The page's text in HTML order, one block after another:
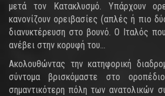
μετά τον Κατακλυσμό. Υπάρχουν
κανονίζουν ορειβασίες (απλές ή πιο
διανυκτέρευση στο βουνό. Ο Ιταλός
ανέβει στην κορυφή του…
Ακολουθώντας την κατηφορική
σύντομα βρισκόμαστε στο
σημαντικότερη πόλη των ανατολικών